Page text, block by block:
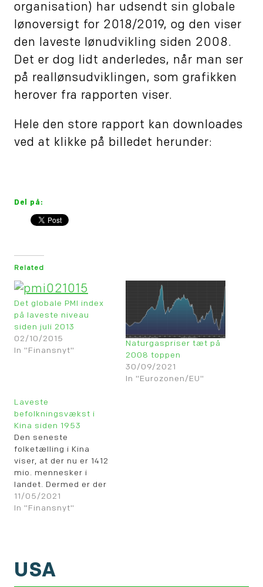
organisation) har udsendt sin globale
lønoversigt for 2018/2019, og den viser
den laveste lønudvikling siden 2008.
Det er dog lidt anderledes, når man ser
på reallønsudviklingen, som grafikken
herover fra rapporten viser.
Hele den store rapport kan downloades
ved at klikke på billedet herunder:
Del på:
Related
Det globale PMI index
på laveste niveau
siden juli 2013
02/10/2015
In "Finansnyt"
Naturgaspriser tæt på
2008 toppen
30/09/2021
In "Eurozonen/EU"
Laveste
befolkningsvækst i
Kina siden 1953
Den seneste
folketælling i Kina
viser, at der nu er 1412
mio. mennesker i
landet. Dermed er der
tale om den laveste
vækst i befolkningen
direkte fald. Den store
infographics herunder
11/05/2021
In "Finansnyt"
USA